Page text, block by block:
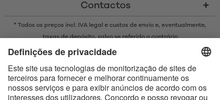
Contactos
* Todos os preços incl. IVA legal e custos de envio e, eventualmente,
taxas de depósito, salvo se referido o contrário
* A marca Bluetooth® e os logótipos são marcas registadas da
Satisfyer GmbH está sujeito a licença.
Apple, o logótipo da Apple e Apple Watch são marcas comerciais da
Apple Inc. O Google Play e o logótipo do Google Play são marcas